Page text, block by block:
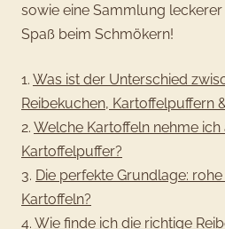
sowie eine Sammlung
Spaß beim Schmökern!
1. Was ist der Unterschied
Reibekuchen, Kartoffelpuffern
2. Welche Kartoffeln nehme
Kartoffelpuffer?
3. Die perfekte Grundlage:
Kartoffeln?
4. Wie finde ich die richtige